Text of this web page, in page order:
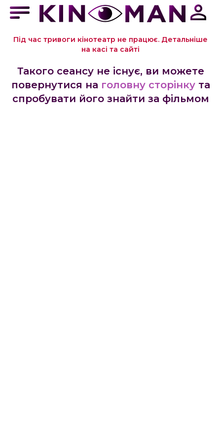
Під час тривоги кінотеатр не працює. Детальніше
на касі та сайті
Такого сеансу не існує, ви можете
повернутися на головну сторінку та
спробувати його знайти за фільмом